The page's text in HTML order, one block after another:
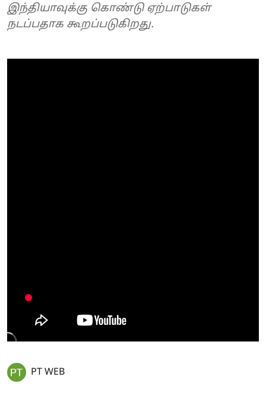
இந்தியாவுக்கு கொண்டு ஏற்பாடுகள்
நடப்பதாக கூறப்படுகிறது.
PT WEB